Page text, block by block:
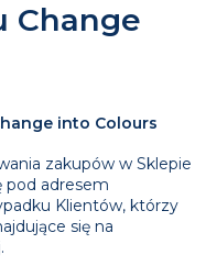
Change
into Colours
zakupów w Sklepie
pod adresem
Klientów, którzy
się na